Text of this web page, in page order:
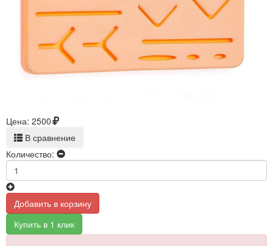
Цена: 2500
В сравнение
Количество:
Добавить в корзину
Купить в 1 клик